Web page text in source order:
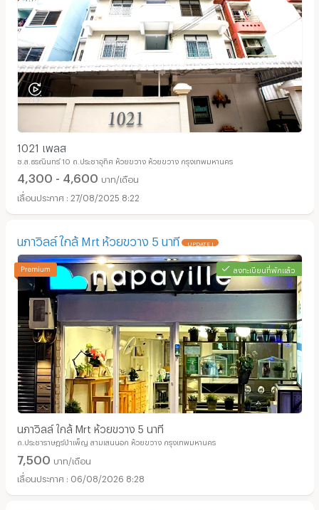
1021 เพลส
ซ.ส.ธรณินทร์ 10 ถ.ประชาอุทิศ ห้วยขวาง ห้วยขวาง กรุงเทพมหานคร
4,300 - 4,600 บาท/เดือน
27/08/2025 8:22
นภาวิลล์ ใกล้ Mrt ห้วยขวาง 5 นาที UPDATE !
ลงทะเบียนที่พักแล้ว
นภาวิลล์ ใกล้ Mrt ห้วยขวาง 5 นาที
ถ.ประชาราษฎร์บำเพ็ญ สามเสนนอก ห้วยขวาง กรุงเทพมหานคร
7,500 บาท/เดือน
06/08/2026 8:28